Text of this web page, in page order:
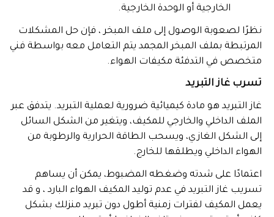
الخارجية أو الوحدة الخارجية.
نظرًا لصعوبة الوصول إلى ملف المبخر ، فإن حل المشكلات
المرتبطة بملف المبخر المجمد يتم التعامل معه بواسطة فني
متخصص في التدفئة مكيفات الهواء.
تسرب غاز التبريد
غاز التبريد هو مادة كيميائية ضرورية لعملية التبريد. يتدفق عبر
الملف الداخلي والخارجي للمكيف، ويتغير من الشكل السائل
إلى الشكل الغازي، ويسحب الطاقة الحرارية والرطوبة من
الهواء الداخلي ويطلقها للخارج.
اعتمادًا على شدته وضغطه المضبوط، يمكن أن يساهم
تسريب غاز التبريد في عدم توليد المكيف الهواء البارد ، و قد
يعمل المكيف لفترات زمنية أطول دون تبريد منزلك بشكل